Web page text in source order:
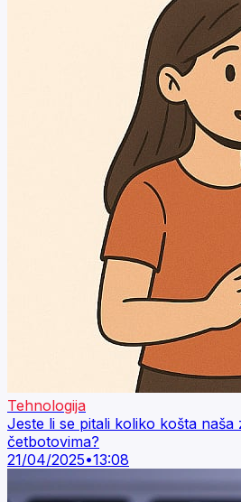
Tehnologija
Jeste li se pitali koliko košta
četbotovima?
21/04/2025•13:08